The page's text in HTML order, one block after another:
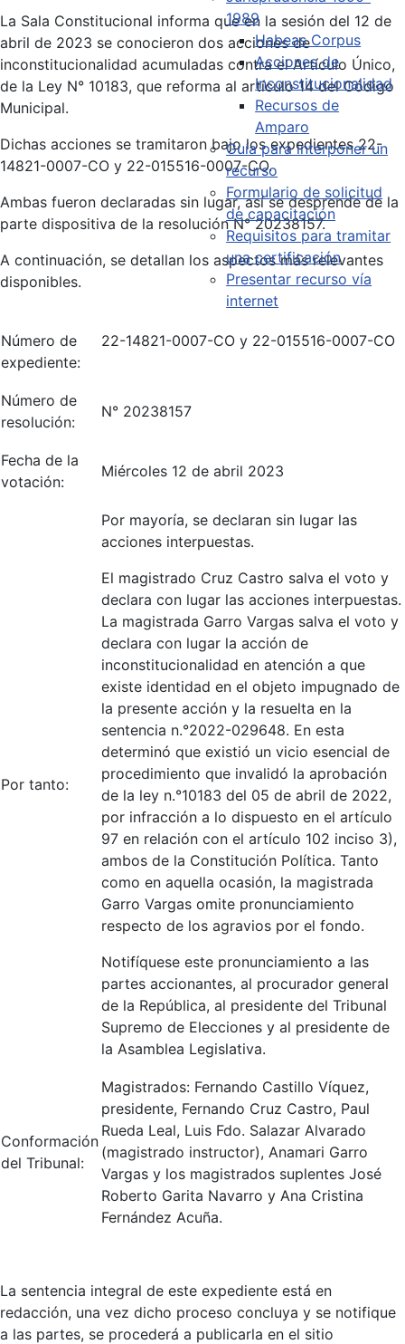
1989
Habeas Corpus
Acciones de
Inconstitucionalidad
Recursos de
Amparo
Guía para interponer un
recurso
Formulario de solicitud
de capacitación
Requisitos para tramitar
una certificación
Presentar recurso vía
internet
La Sala Constitucional informa que en la sesión del 12 de
abril de 2023 se conocieron dos acciones de
inconstitucionalidad acumuladas contra el Artículo Único,
de la Ley N° 10183, que reforma al artículo 14 del Código
Municipal.
Dichas acciones se tramitaron bajo los expedientes 22-
14821-0007-CO y 22-015516-0007-CO.
Ambas fueron declaradas sin lugar, así se desprende de la
parte dispositiva de la resolución N° 20238157.
A continuación, se detallan los aspectos más relevantes
disponibles.
Número de
expediente:
22-14821-0007-CO y 22-015516-0007-CO
Número de
resolución:
N° 20238157
Fecha de la
votación:
Miércoles 12 de abril 2023
Por tanto:
Por mayoría, se declaran sin lugar las
acciones interpuestas.
El magistrado Cruz Castro salva el voto y
declara con lugar las acciones interpuestas.
La magistrada Garro Vargas salva el voto y
declara con lugar la acción de
inconstitucionalidad en atención a que
existe identidad en el objeto impugnado de
la presente acción y la resuelta en la
sentencia n.°2022-029648. En esta
determinó que existió un vicio esencial de
procedimiento que invalidó la aprobación
de la ley n.°10183 del 05 de abril de 2022,
por infracción a lo dispuesto en el artículo
97 en relación con el artículo 102 inciso 3),
ambos de la Constitución Política. Tanto
como en aquella ocasión, la magistrada
Garro Vargas omite pronunciamiento
respecto de los agravios por el fondo.
Notifíquese este pronunciamiento a las
partes accionantes, al procurador general
de la República, al presidente del Tribunal
Supremo de Elecciones y al presidente de
la Asamblea Legislativa.
Conformación
del Tribunal:
Magistrados: Fernando Castillo Víquez,
presidente, Fernando Cruz Castro, Paul
Rueda Leal, Luis Fdo. Salazar Alvarado
(magistrado instructor), Anamari Garro
Vargas y los magistrados suplentes José
Roberto Garita Navarro y Ana Cristina
Fernández Acuña.
La sentencia integral de este expediente está en
redacción, una vez dicho proceso concluya y se notifique
a las partes, se procederá a publicarla en el sitio